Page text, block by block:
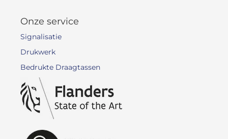
Onze service
Signalisatie
Drukwerk
Bedrukte Draagtassen